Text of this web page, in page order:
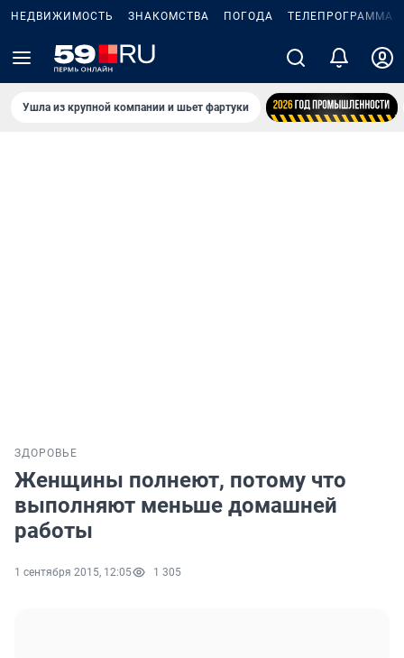
НЕДВИЖИМОСТЬ ЗНАКОМСТВА ПОГОДА ТЕЛЕПРОГРАММА
Ушла из крупной компании и шьет фартуки
ЗДОРОВЬЕ
Женщины полнеют, потому что
выполняют меньше домашней
работы
1 сентября 2015, 12:05 1 305